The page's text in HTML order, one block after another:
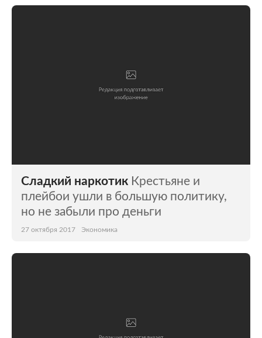
Сладкий наркотик Крестьяне и
плейбои ушли в большую политику,
но не забыли про деньги
27 октября 2017 Экономика